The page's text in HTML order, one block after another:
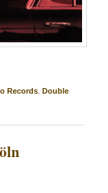
Records,Double